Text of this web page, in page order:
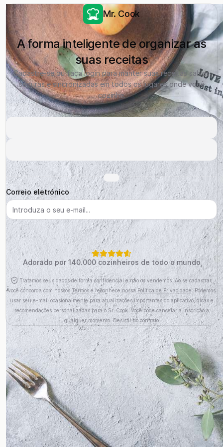
Mr. Cook
A forma inteligente de organizar as
suas receitas
Cadastre-se ou faça login para manter suas receitas salvas
seguras e sincronizadas em todos os lugares onde você
cozinha.
Correio eletrónico
Adorado por 140.000 cozinheiros de todo o mundo
Tratamos seus dados de forma confidencial e não os vendemos. Ao se cadastrar,
você concorda com nossos Termose reconhece nossa Política de Privacidade. Podemos
usar seu e-mail ocasionalmente para atualizações importantes do aplicativo, dicas e
recomendações personalizadas para o Sr. Cook. Você pode cancelar a inscrição a
qualquer momento.Desistir do contrato